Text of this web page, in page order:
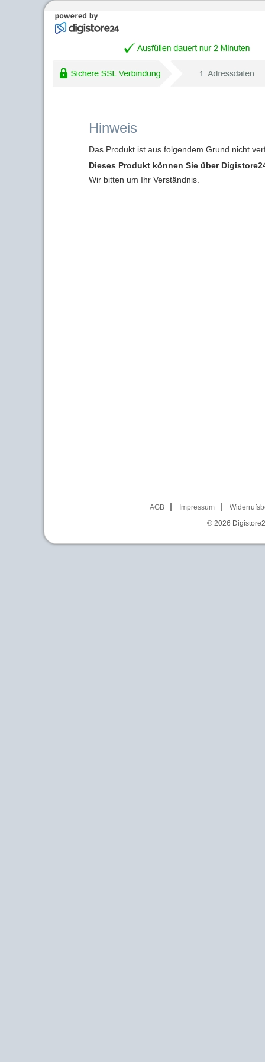
Hinweis
Das Produkt ist aus folgendem Grund nicht
Dieses Produkt können Sie über
Wir bitten um Ihr Verständnis.
AGB Impressum
© 2026